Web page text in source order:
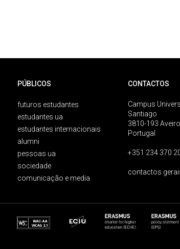
PÚBLICOS
futuros estudantes
estudantes ua
estudantes internacionais
alumni
pessoas ua
sociedade
comunicação e media
CONTACTOS
Campus
Santiago
3810-193 Aveiro
Portugal
+351 234 370
contactos